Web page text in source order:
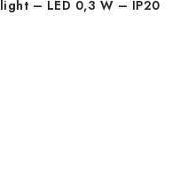
light – LED 0,3 W – IP20